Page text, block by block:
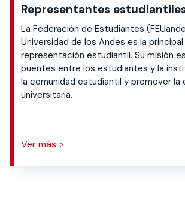
Representantes
La Federación de Estudiantes
Universidad de los Andes es la
representación estudiantil. Su misión
puentes entre los estudiantes y la
la comunidad estudiantil y promover la
universitaria.
Ver más >